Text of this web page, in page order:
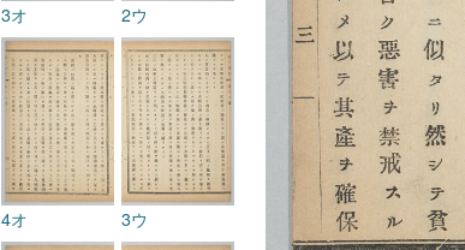
2ウ
3オ
3ウ
4オ